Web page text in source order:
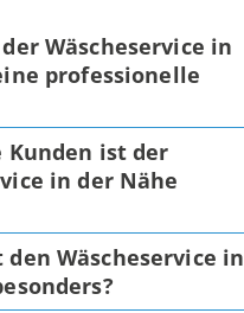
Wäscheservice in
professionelle
Kunden ist der
in der Nähe
den Wäscheservice in